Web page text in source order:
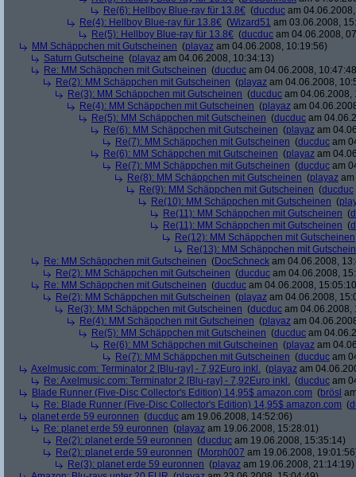
Re(6): Hellboy Blue-ray für 13.8€ (ducduc am
Re(4): Hellboy Blue-ray für 13.8€ (Wizard51 am 03.06.2008,
Re(5): Hellboy Blue-ray für 13.8€ (ducduc am 04.06.2008,
MM Schäppchen mit Gutscheinen (playaz am 04.06.2008, 10:19:56)
Saturn Gutscheine (playaz am 04.06.2008, 10:34:13)
Re: MM Schäppchen mit Gutscheinen (ducduc am 04.06.2008,
Re(2): MM Schäppchen mit Gutscheinen (playaz am 04.06.2008,
Re(3): MM Schäppchen mit Gutscheinen (ducduc am 04.06.2008,
Re(4): MM Schäppchen mit Gutscheinen (playaz am
Re(5): MM Schäppchen mit Gutscheinen (ducduc am
Re(6): MM Schäppchen mit Gutscheinen (playaz am
Re(7): MM Schäppchen mit Gutscheinen (ducduc am
Re(6): MM Schäppchen mit Gutscheinen (playaz am
Re(7): MM Schäppchen mit Gutscheinen (ducduc am
Re(8): MM Schäppchen mit Gutscheinen (playaz
Re(9): MM Schäppchen mit Gutscheinen (ducduc
Re(10): MM Schäppchen mit Gutscheinen (
Re(11): MM Schäppchen mit Gutscheinen (
Re(11): MM Schäppchen mit Gutscheinen (
Re(12): MM Schäppchen mit Gutscheinen
Re(13): MM Schäppchen mit
Re: MM Schäppchen mit Gutscheinen (DocSchneck am 04.06.2008,
Re(2): MM Schäppchen mit Gutscheinen (ducduc am 04.06.2008,
Re: MM Schäppchen mit Gutscheinen (ducduc am 04.06.2008,
Re(2): MM Schäppchen mit Gutscheinen (playaz am 04.06.2008,
Re(3): MM Schäppchen mit Gutscheinen (ducduc am 04.06.2008,
Re(4): MM Schäppchen mit Gutscheinen (playaz am
Re(5): MM Schäppchen mit Gutscheinen (ducduc am
Re(6): MM Schäppchen mit Gutscheinen (playaz am
Re(7): MM Schäppchen mit Gutscheinen (ducduc am
Axelmusic.com: Terminator 2 [Blu-ray] - 7,92Euro inkl. (playaz am
Re: Axelmusic.com: Terminator 2 [Blu-ray] - 7,92Euro inkl. (ducduc am
Blade Runner (Five-Disc Collector's Edition) 14,95$ amazon.com (brösl
Re: Blade Runner (Five-Disc Collector's Edition) 14,95$ amazon.com (
planet erde 59 euronnen (ducduc am 19.06.2008, 14:52:06)
Re: planet erde 59 euronnen (playaz am 19.06.2008, 15:28:01)
Re(2): planet erde 59 euronnen (ducduc am 19.06.2008, 15:35:14)
Re(2): planet erde 59 euronnen (Morph007 am 19.06.2008,
Re(3): planet erde 59 euronnen (playaz am 19.06.2008, 21:14:19)